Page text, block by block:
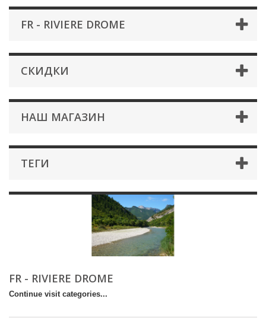
FR - RIVIERE DROME
СКИДКИ
НАШ МАГАЗИН
ТЕГИ
FR - RIVIERE DROME
Continue visit categories...